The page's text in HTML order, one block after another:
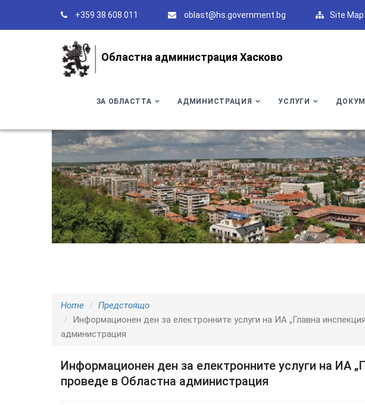
+359 38 608 011 oblast@hs.government.bg Site Map
Областна администрация Хасково
ЗА ОБЛАСТТА АДМИНИСТРАЦИЯ УСЛУГИ
Home
Предстоящо
Информационен ден за електронните услуги на ИА „Главна
администрация
Информационен ден за електронните услуги на ИА
проведе в Областна администрация